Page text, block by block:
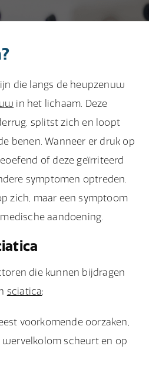
die langs de heupzenuw
in het lichaam. Deze
splitst zich en loopt
benen. Wanneer er druk op
of deze geïrriteerd
symptomen optreden.
zich, maar een symptoom
aandoening.
die kunnen bijdragen
sciatica:
voorkomende oorzaken,
scheurt en op